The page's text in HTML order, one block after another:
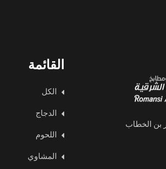
بن الخطاب
القائمة
الكل
الدجاج
اللحوم
المشاوي